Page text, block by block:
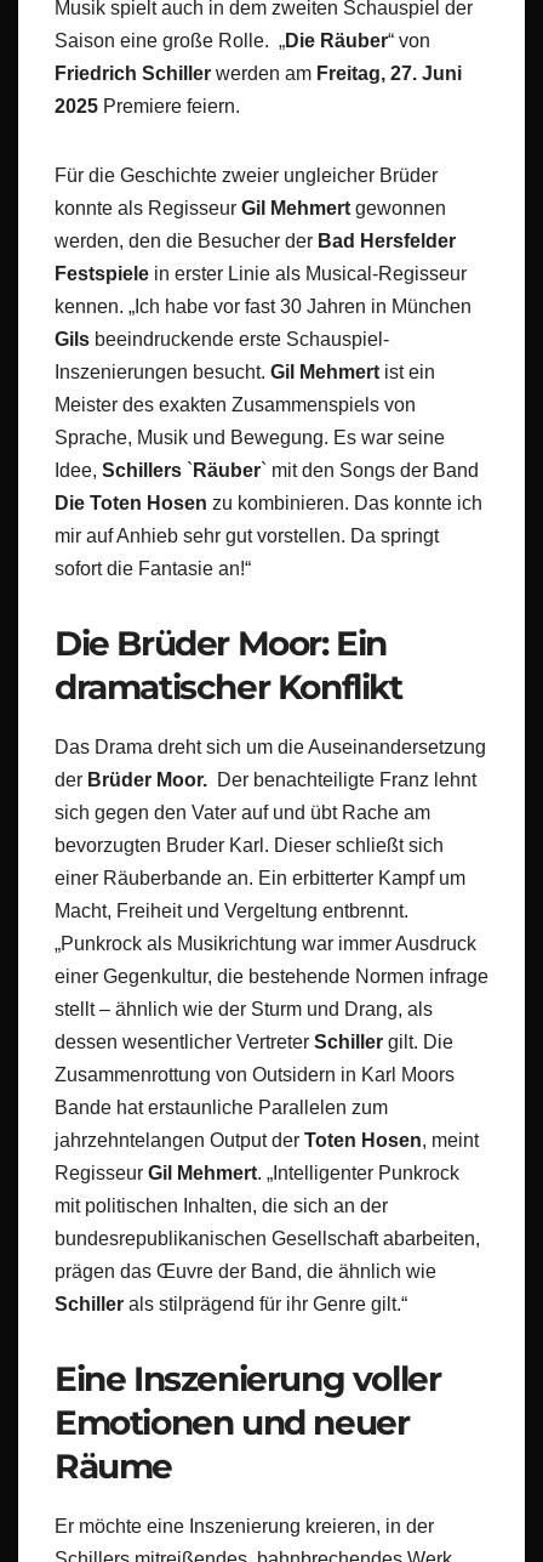
Musik spielt auch in dem zweiten Schauspiel der
Saison eine große Rolle. „Die Räuber“ von
Friedrich Schiller werden am Freitag, 27. Juni
2025 Premiere feiern.
Für die Geschichte zweier ungleicher Brüder
konnte als Regisseur Gil Mehmertgewonnen
werden, den die Besucher der Bad Hersfelder
Festspiele in erster Linie als Musical-Regisseur
kennen. „Ich habe vor fast 30 Jahren in München
Gils beeindruckende erste Schauspiel-
Inszenierungen besucht. Gil Mehmertist ein
Meister des exakten Zusammenspiels von
Sprache, Musik und Bewegung. Es war seine
Idee, Schillers ` Räuber` mit den Songs der Band
Die Toten Hosen zu kombinieren. Das konnte ich
mir auf Anhieb sehr gut vorstellen. Da springt
sofort die Fantasie an!“
Die Brüder Moor: Ein
dramatischer Konflikt
Das Drama dreht sich um die Auseinandersetzung
der Brüder Moor. Der benachteiligte Franz lehnt
sich gegen den Vater auf und übt Rache am
bevorzugten Bruder Karl. Dieser schließt sich
einer Räuberbande an. Ein erbitterter Kampf um
Macht, Freiheit und Vergeltung entbrennt.
„Punkrock als Musikrichtung war immer Ausdruck
einer Gegenkultur, die bestehende Normen infrage
stellt – ähnlich wie der Sturm und Drang, als
dessen wesentlicher Vertreter Schiller gilt. Die
Zusammenrottung von Outsidern in Karl Moors
Bande hat erstaunliche Parallelen zum
jahrzehntelangen Output der Toten Hosen, meint
Regisseur Gil Mehmert. „Intelligenter Punkrock
mit politischen Inhalten, die sich an der
bundesrepublikanischen Gesellschaft abarbeiten,
prägen das Œuvre der Band, die ähnlich wie
Schiller als stilprägend für ihr Genre gilt.“
Eine Inszenierung voller
Emotionen und neuer
Räume
Er möchte eine Inszenierung kreieren, in der